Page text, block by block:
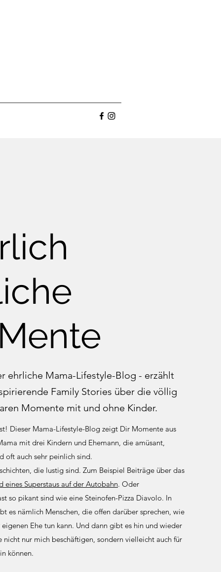
ehrliche Mama-Lifestyle-Blog - erzählt
Family Stories über die völlig
Momente mit und ohne Kinder.
Dieser Mama-Lifestyle-Blog zeigt Dir Momente aus
mit drei Kindern und Ehemann, die amüsant,
oft auch sehr peinlich sind.
die lustig sind. Zum Beispiel Beiträge über das
eines Superstaus auf der Autobahn. Oder
so pikant sind wie eine Steinofen-Pizza Diavolo. In
es nämlich Menschen, die offen darüber sprechen, wie
eigenen Ehe tun kann. Und dann gibt es hin und wieder
nicht nur mich beschäftigen, sondern vielleicht auch für
können.